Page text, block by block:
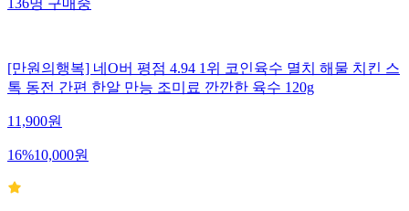
136명구매중
[만원의행복] 네O버 평점 4.94 1위 코인육수 멸치 해물 치킨 스
톡 동전 간편 한알 만능 조미료 깐깐한 육수 120g
11,900원
16%10,000원